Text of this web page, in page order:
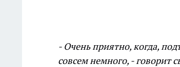
- Очень приятно, когда,
совсем немного, - говорит